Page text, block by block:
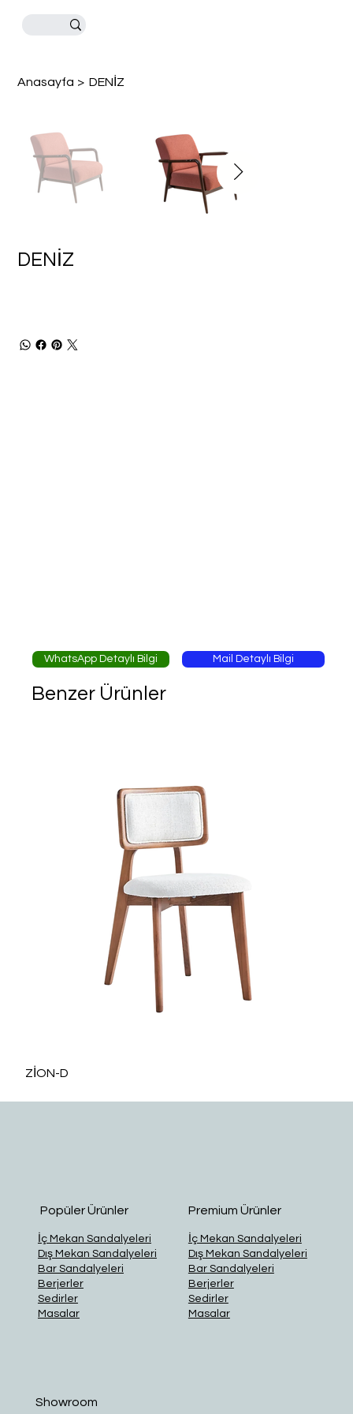
Anasayfa > DENİZ
DENİZ
WhatsApp Detaylı Bilgi Mail Detaylı Bilgi
Benzer Ürünler
ZİON-D
Showroom
Popüler Ürünler
İç Mekan Sandalyeleri
Dış Mekan Sandalyeleri
Bar Sandalyeleri
Berjerler
Sedirler
Masalar
Premium Ürünler
İç Mekan Sandalyeleri
Dış Mekan Sandalyeleri
Bar Sandalyeleri
Berjerler
Sedirler
Masalar